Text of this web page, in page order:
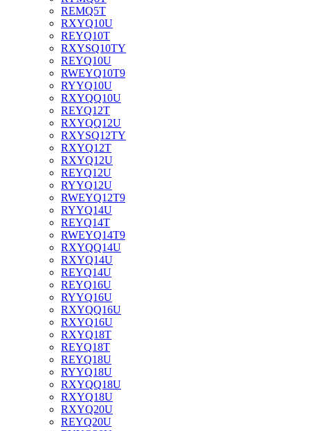
REMQ5T
RXYQ10U
REYQ10T
RXYSQ10TY
REYQ10U
RWEYQ10T9
RYYQ10U
RXYQQ10U
REYQ12T
RXYQQ12U
RXYSQ12TY
RXYQ12T
RXYQ12U
REYQ12U
RYYQ12U
RWEYQ12T9
RYYQ14U
REYQ14T
RWEYQ14T9
RXYQQ14U
RXYQ14U
REYQ14U
REYQ16U
RYYQ16U
RXYQQ16U
RXYQ16U
RXYQ18T
REYQ18T
REYQ18U
RYYQ18U
RXYQQ18U
RXYQ18U
RXYQ20U
REYQ20U